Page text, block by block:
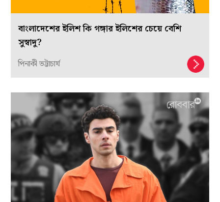
বাংলাদেশের ইলিশ কি গঙ্গার ইলিশের চেয়ে বেশি
সুস্বাদু?
পিনাকী ভট্টাচার্য